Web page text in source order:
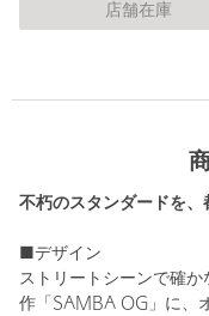
店舗在庫
不朽のスタンダードを、
■デザイン
ストリートシーンで確
作「SAMBA OG」に、